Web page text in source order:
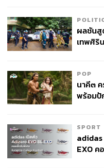
คุ้มครองที่ครอบคลุม คื
เคร่งครัด เร่งรัดการน
กฎหมาย MOU อำนว
สัญชาติ และบริหารจัดก
จัดระบบการดำเนินกา
ต่างด้าวที่สม่ำเสมอ เพื่
เนื่อง
ภาพและป้องกันโรคแก่
ในส่วนที่คาดว่าจะส่งผ
ของไทย
“กวาดเข้าระบบ จัดการให้
ผลชันสู
เทพศิริ
POP
นาคี๓
พร้อมปั
SPORT
adidas
EXO ค